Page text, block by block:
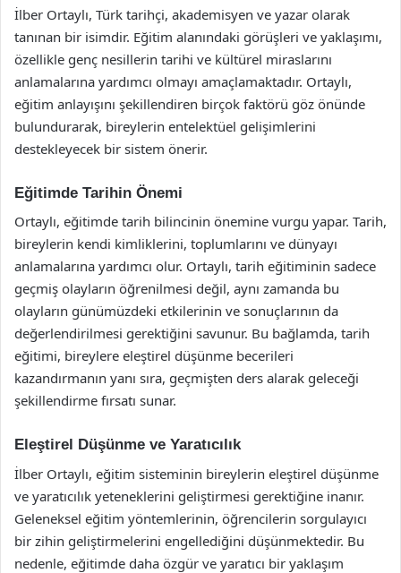
İlber Ortaylı, Türk tarihçi, akademisyen ve yazar olarak
tanınan bir isimdir. Eğitim alanındaki görüşleri ve yaklaşımı,
özellikle genç nesillerin tarihi ve kültürel miraslarını
anlamalarına yardımcı olmayı amaçlamaktadır. Ortaylı,
eğitim anlayışını şekillendiren birçok faktörü göz önünde
bulundurarak, bireylerin entelektüel gelişimlerini
destekleyecek bir sistem önerir.
Eğitimde Tarihin Önemi
Ortaylı, eğitimde tarih bilincinin önemine vurgu yapar. Tarih,
bireylerin kendi kimliklerini, toplumlarını ve dünyayı
anlamalarına yardımcı olur. Ortaylı, tarih eğitiminin sadece
geçmiş olayların öğrenilmesi değil, aynı zamanda bu
olayların günümüzdeki etkilerinin ve sonuçlarının da
değerlendirilmesi gerektiğini savunur. Bu bağlamda, tarih
eğitimi, bireylere eleştirel düşünme becerileri
kazandırmanın yanı sıra, geçmişten ders alarak geleceği
şekillendirme fırsatı sunar.
Eleştirel Düşünme ve Yaratıcılık
İlber Ortaylı, eğitim sisteminin bireylerin eleştirel düşünme
ve yaratıcılık yeteneklerini geliştirmesi gerektiğine inanır.
Geleneksel eğitim yöntemlerinin, öğrencilerin sorgulayıcı
bir zihin geliştirmelerini engellediğini düşünmektedir. Bu
nedenle, eğitimde daha özgür ve yaratıcı bir yaklaşım